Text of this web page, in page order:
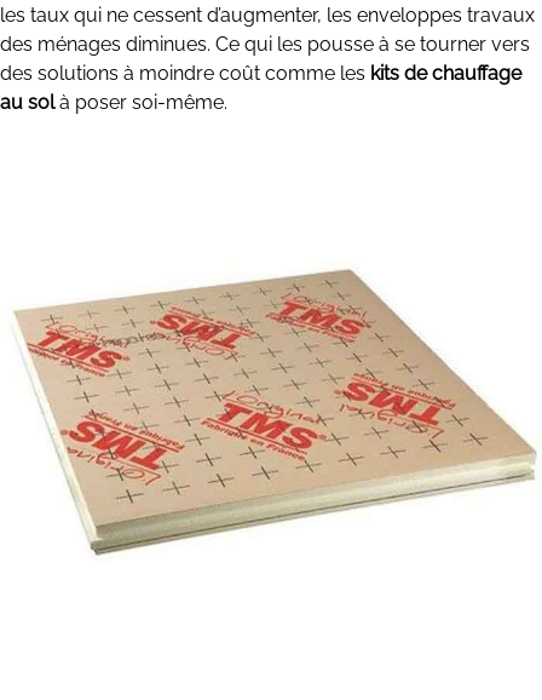
les taux qui ne cessent d’augmenter, les enveloppes travaux
des ménages diminues. Ce qui les pousse à se tourner vers
des solutions à moindre coût comme les kits de chauffage
au solà poser soi-même.